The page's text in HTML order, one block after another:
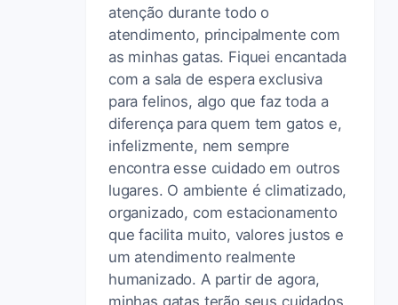
atenção durante todo o
atendimento, principalmente com
as minhas gatas. Fiquei encantada
com a sala de espera exclusiva
para felinos, algo que faz toda a
diferença para quem tem gatos e,
infelizmente, nem sempre
encontra esse cuidado em outros
lugares. O ambiente é climatizado,
organizado, com estacionamento
que facilita muito, valores justos e
um atendimento realmente
humanizado. A partir de agora,
minhas gatas terão seus cuidados